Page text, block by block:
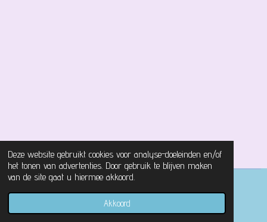
Deze website gebruikt cookies voor analyse-doeleinden en/of
het tonen van advertenties. Door gebruik te blijven maken
van de site gaat u hiermee akkoord.
Akkoord